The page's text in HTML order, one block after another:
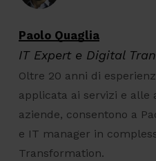
Paolo Quaglia
IT Expert e Digital
Oltre 20 anni di
applicata ai servizi e
aziende, consentono a
e IT manager in
Transformation.